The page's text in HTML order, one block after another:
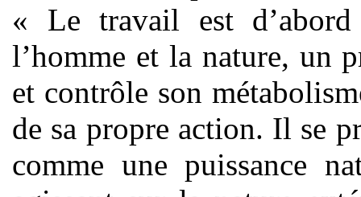
« Le travail est
l’homme et la nature, un
et contrôle son
de sa propre action. Il se
comme une puissance